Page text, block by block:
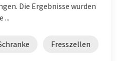
Die Ergebnisse wurden
...
Fresszellen